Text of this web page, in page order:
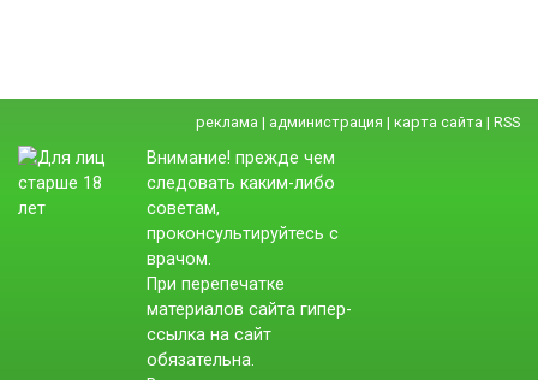
реклама | администрация | карта сайта | RSS
Внимание! прежде чем
следовать каким-либо
советам,
проконсультируйтесь с
врачом.
При перепечатке
материалов сайта гипер-
ссылка на сайт
обязательна.